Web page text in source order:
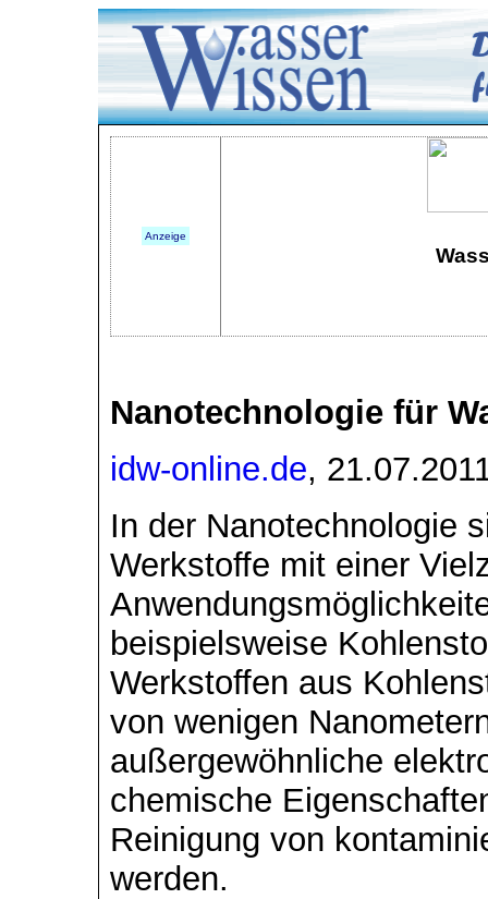
Anzeige
Nanotechnologie für
idw-online.de,
In der Nanotechnologie
Werkstoffe mit einer
beispielsweise
Werkstoffen aus
von wenigen
außergewöhnliche
chemische
Reinigung von
werden.